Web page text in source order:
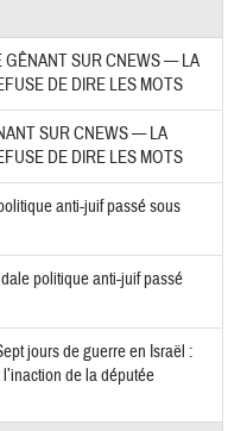
GÊNANT SUR CNEWS — LA
DE DIRE LES MOTS
SUR CNEWS — LA
DE DIRE LES MOTS
anti-juif passé sous
politique anti-juif passé
jours de guerre en Israël :
de la députée